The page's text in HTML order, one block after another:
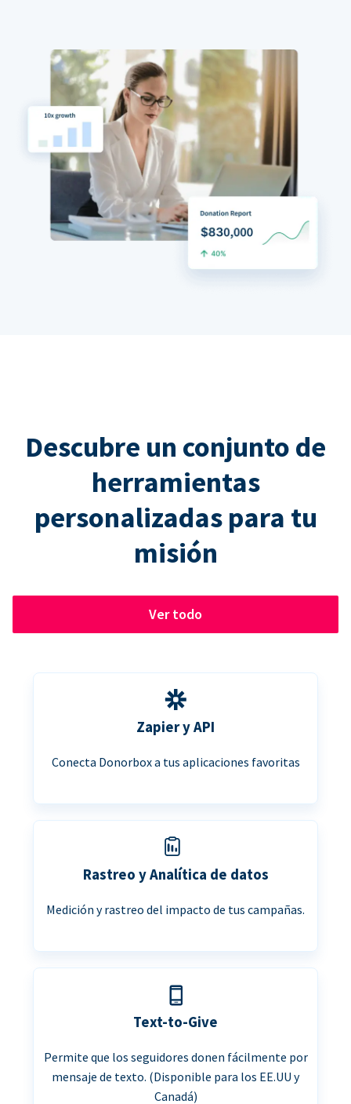
Descubre un conjunto de
herramientas
personalizadas para tu
misión
Ver todo
Zapier y API
Conecta Donorbox a tus aplicaciones favoritas
Rastreo y Analítica de datos
Medición y rastreo del impacto de tus campañas.
Text-to-Give
Permite que los seguidores donen fácilmente por
mensaje de texto. (Disponible para los EE.UU y
Canadá)